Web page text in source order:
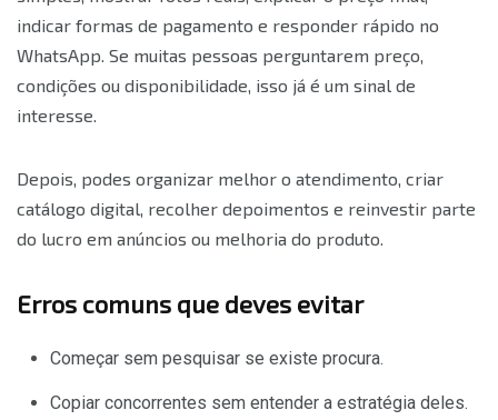
indicar formas de pagamento e responder rápido no
WhatsApp. Se muitas pessoas perguntarem preço,
condições ou disponibilidade, isso já é um sinal de
interesse.
Depois, podes organizar melhor o atendimento, criar
catálogo digital, recolher depoimentos e reinvestir parte
do lucro em anúncios ou melhoria do produto.
Erros comuns que deves evitar
Começar sem pesquisar se existe procura.
Copiar concorrentes sem entender a estratégia deles.